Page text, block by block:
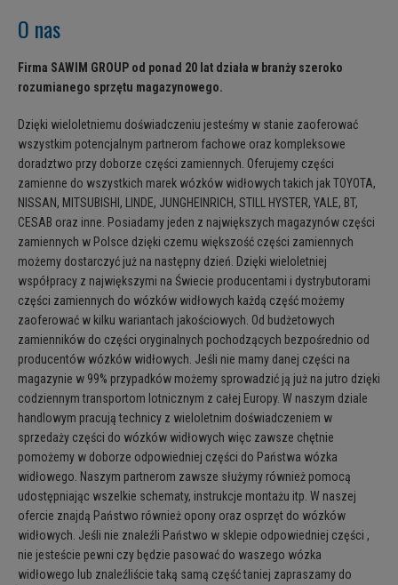
O nas
Firma SAWIM GROUP od ponad 20 lat działa w branży szeroko
rozumianego sprzętu magazynowego.
Dzięki wieloletniemu doświadczeniu jesteśmy w stanie zaoferować
wszystkim potencjalnym partnerom fachowe oraz kompleksowe
doradztwo przy doborze części zamiennych. Oferujemy części
zamienne do wszystkich marek wózków widłowych takich jak TOYOTA,
NISSAN, MITSUBISHI, LINDE, JUNGHEINRICH, STILL HYSTER, YALE, BT,
CESAB oraz inne. Posiadamy jeden z największych magazynów części
zamiennych w Polsce dzięki czemu większość części zamiennych
możemy dostarczyć już na następny dzień. Dzięki wieloletniej
współpracy z największymi na Świecie producentami i dystrybutorami
części zamiennych do wózków widłowych każdą część możemy
zaoferować w kilku wariantach jakościowych. Od budżetowych
zamienników do części oryginalnych pochodzących bezpośrednio od
producentów wózków widłowych. Jeśli nie mamy danej części na
magazynie w 99% przypadków możemy sprowadzić ją już na jutro dzięki
codziennym transportom lotnicznym z całej Europy. W naszym dziale
handlowym pracują technicy z wieloletnim doświadczeniem w
sprzedaży części do wózków widłowych więc zawsze chętnie
pomożemy w doborze odpowiedniej części do Państwa wózka
widłowego. Naszym partnerom zawsze służymy również pomocą
udostępniając wszelkie schematy, instrukcje montażu itp. W naszej
ofercie znajdą Państwo również opony oraz osprzęt do wózków
widłowych. Jeśli nie znaleźli Państwo w sklepie odpowiedniej części ,
nie jesteście pewni czy będzie pasować do waszego wózka
widłowego lub znaleźliście taką samą część taniej zapraszamy do